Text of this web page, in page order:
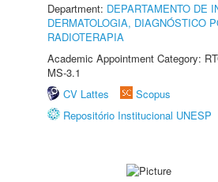
Department: DEPARTAMENTO DE
DERMATOLOGIA, DIAGNÓSTICO
RADIOTERAPIA
Academic Appointment Category:
MS-3.1
CV Lattes
Scopus
Repositório Institucional UNESP